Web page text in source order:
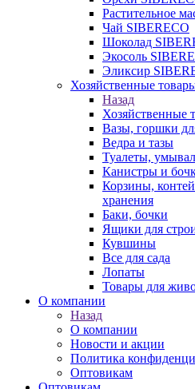
Растительное
Чай SIBERECO
Шоколад
Экосоль
Эликсир
Хозяйственные
Назад
Хозяйственные
Вазы, горшки
Ведра и тазы
Туалеты,
Канистры и
Корзины,
хранения
Баки, бочки
Ящики для
Кувшины
Все для сада
Лопаты
Товары для
О компании
Назад
О компании
Новости и акции
Политика
Оптовикам